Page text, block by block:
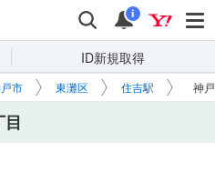
検索 通知
i
ID新規取得
市 東灘区 住吉駅 神